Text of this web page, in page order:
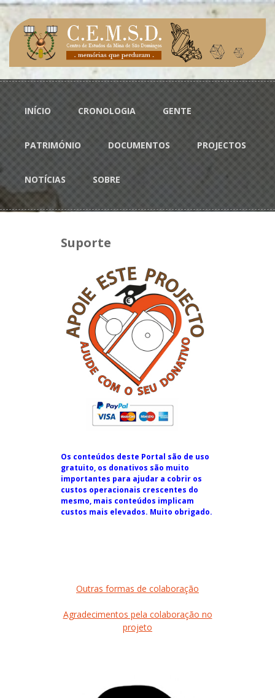
Passar para o conteúdo principal
Menu principal
INÍCIO CRONOLOGIA GENTE
PATRIMÓNIO DOCUMENTOS PROJECTOS
NOTÍCIAS SOBRE
Suporte
Os conteúdos deste Portal são de uso
gratuito, os donativos são muito
importantes para ajudar a cobrir os
custos operacionais crescentes do
mesmo, mais conteúdos implicam
custos mais elevados. Muito obrigado.
Outras formas de colaboração
Agradecimentos pela colaboração no
projeto